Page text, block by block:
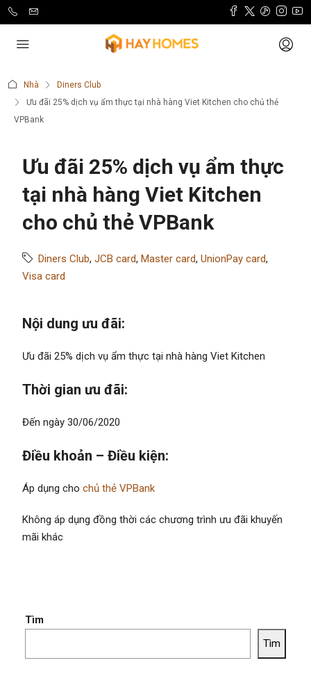
Nhà
Diners Club
Ưu đãi 25% dịch vụ ẩm thực tại nhà hàng Viet Kitchen cho chủ thẻ
VPBank
Ưu đãi 25% dịch vụ ẩm thực
tại nhà hàng Viet Kitchen
cho chủ thẻ VPBank
Diners Club, JCB card, Master card, UnionPay card,
Visa card
Nội dung ưu đãi:
Ưu đãi 25% dịch vụ ẩm thực tại nhà hàng Viet Kitchen
Thời gian ưu đãi:
Đến ngày 30/06/2020
Điều khoản – Điều kiện:
Áp dụng cho chủ thẻ VPBank
Không áp dụng đồng thời các chương trình ưu đãi khuyến
mãi khác
Tìm
Tìm